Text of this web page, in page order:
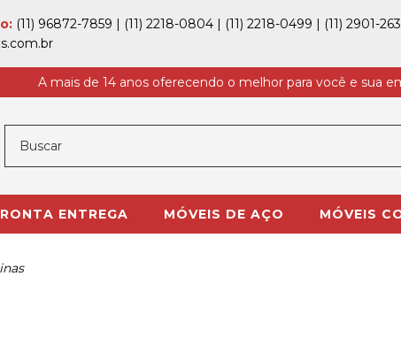
(11) 96872-7859 | (11) 2218-0804 | (11) 2218-0499 | (11) 2901-
A mais de 14 anos oferecendo o melhor para você e sua
ENTREGA MÓVEIS DE AÇO MÓVEIS